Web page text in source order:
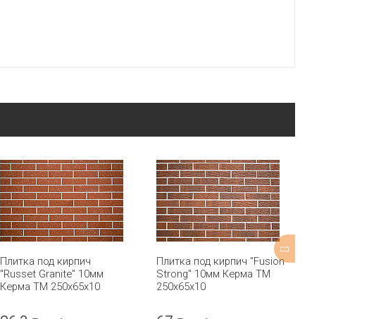
Плитка под кирпич
"Russet Granite" 10мм
Керма ТМ 250х65х10
Плитка под кирпич "Fusion
Strong" 10мм Керма ТМ
250х65х10